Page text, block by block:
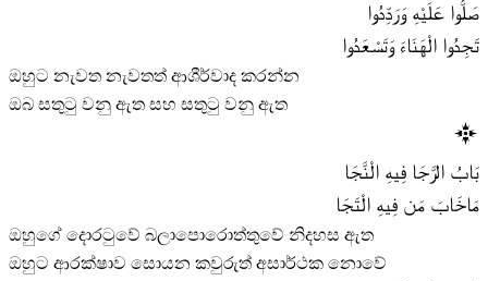
صَلُّوا عَلَيْهِ وَرَدِّدُوا
تَجِدُوا الْهَنَاءَ وَتَسْعَدُوا
ඔහුට නැවත නැවතත් ආශීර්වාද කරන්න
ඔබ සතුටු වනු ඇත සහ සතුටු වනු ඇත
بَابُ الرَّجَا فِيهِ الْنَّجَا
مَاخَابَ مَن فِيهِ الْتَجَا
ඔහුගේ දොරටුවේ බලාපොරොත්තුවේ නිදහස ඇත
ඔහුට ආරක්ෂාව සොයන කවුරුත් අසාර්ථක නොවේ